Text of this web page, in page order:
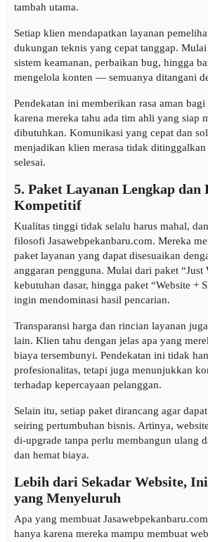
tambah utama.
Setiap klien mendapatkan layanan
dukungan teknis yang cepat tanggap.
sistem keamanan, perbaikan bug, hingga
mengelola konten — semuanya ditangani
Pendekatan ini memberikan rasa aman
karena mereka tahu ada tim ahli yang siap
dibutuhkan. Komunikasi yang cepat dan
menjadikan klien merasa tidak ditinggalkan
selesai.
5. Paket Layanan Lengkap dan
Kompetitif
Kualitas tinggi tidak selalu harus mahal,
filosofi Jasawebpekanbaru.com. Mereka
paket layanan yang dapat disesuaikan
anggaran pengguna. Mulai dari paket “Just
kebutuhan dasar, hingga paket “Website +
ingin mendominasi hasil pencarian.
Transparansi harga dan rincian layanan
lain. Klien tahu dengan jelas apa yang
biaya tersembunyi. Pendekatan ini tidak
profesionalitas, tetapi juga menunjukkan
terhadap kepercayaan pelanggan.
Selain itu, setiap paket dirancang agar
seiring pertumbuhan bisnis. Artinya,
di-upgrade tanpa perlu membangun ulang
dan hemat biaya.
Lebih dari Sekadar Website,
yang Menyeluruh
Apa yang membuat
hanya karena mereka mampu membuat